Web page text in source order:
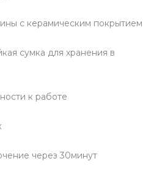
с керамическим покрытием
сумка для хранения в
к работе
через 30минут